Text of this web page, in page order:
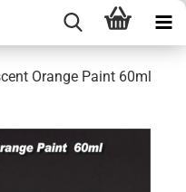
Orange Paint 60ml